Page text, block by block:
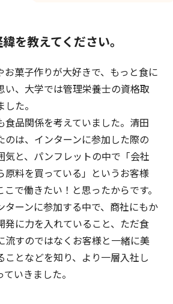
を教えてください。
お菓子作りが大好きで、もっと食に
い、大学では管理栄養士の資格取
た。
食品関係を考えていました。清田
のは、インターンに参加した際の
気と、パンフレットの中で「会社
原料を買っている」というお客様
で働きたい！と思ったからです。
ターンに参加する中で、商社にもか
発に力を入れていること、ただ食
流すのではなくお客様と一緒に美
ことなどを知り、より一層入社し
いきました。